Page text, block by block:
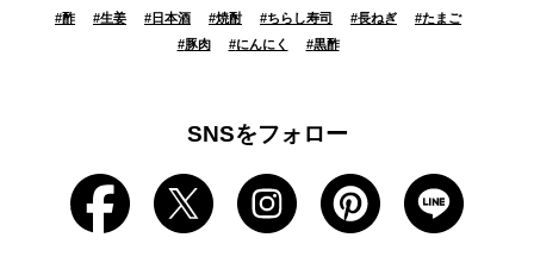
#酢 #生姜 # 日本酒 #焼酎 #ちらし寿司 #長ねぎ #たまご
#豚肉 #にんにく #黒酢
SNSをフォロー